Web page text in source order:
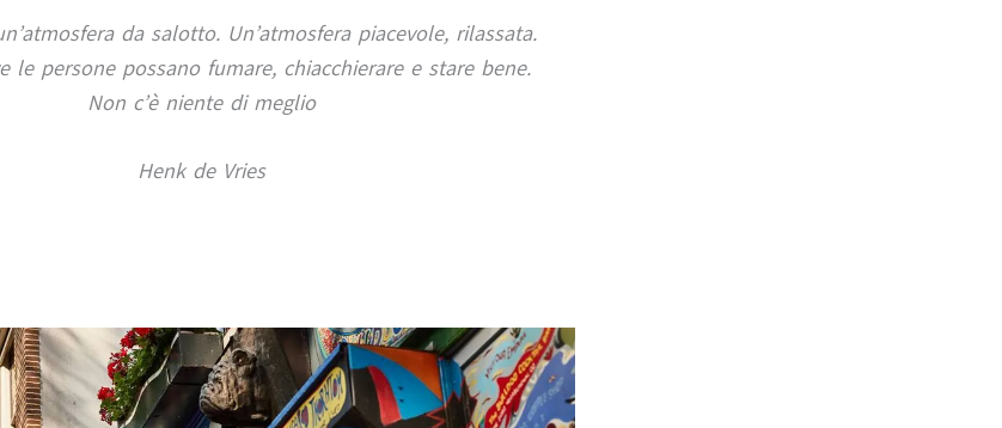
da salotto. Un’atmosfera piacevole, rilassata.
le persone possano fumare, chiacchierare e stare bene.
Non c’è niente di meglio
Henk de Vries